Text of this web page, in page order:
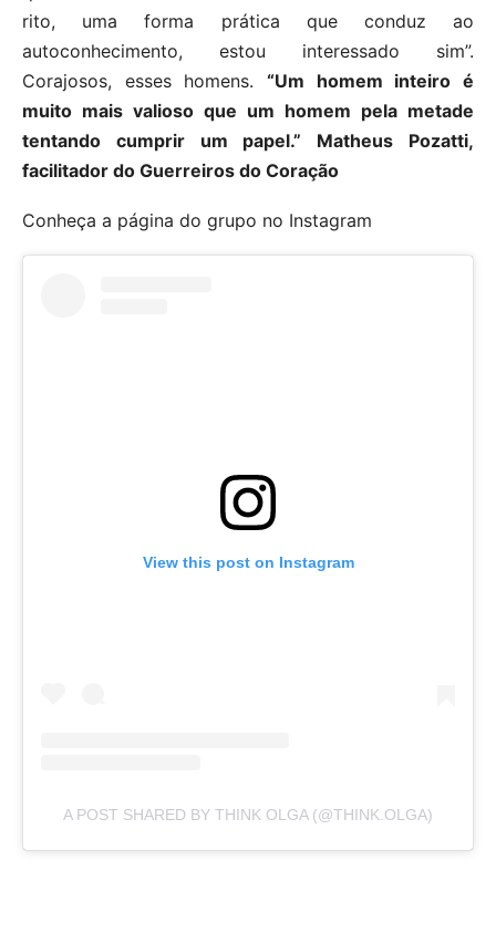
rito, uma forma prática que conduz ao
autoconhecimento, estou interessado sim”.
Corajosos, esses homens. “Um homem inteiro é
muito mais valioso que um homem pela metade
tentando cumprir um papel.” Matheus Pozatti,
facilitador do Guerreiros do Coração
Conheça a página do grupo no Instagram
View this post on Instagram
A POST SHARED BY THINK OLGA (@THINK.OLGA)